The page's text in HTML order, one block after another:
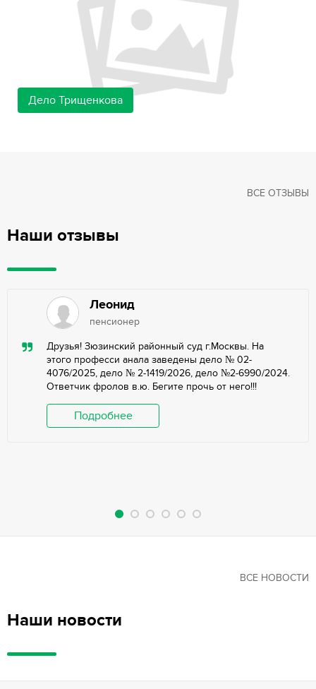
Дело Трищенкова
Наши отзывы
ВСЕ ОТЗЫВЫ
Леонид
пенсионер
Друзья! Зюзинский районный суд г.Москвы. На
этого професси анала заведены дело № 02-
4076/2025, дело № 2-1419/2026, дело №2-6990/2024.
Ответчик фролов в.ю. Бегите прочь от него!!!
Подробнее
Наши новости
ВСЕ НОВОСТИ